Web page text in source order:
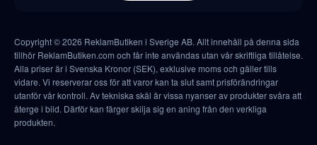
Copyright © 2026 ReklamButiken i Sverige AB. Allt innehåll på denna sida
tillhör ReklamButiken.com och får inte användas utan vår skriftliga tillåtelse.
Alla priser är i Svenska Kronor (SEK), exklusive moms och gäller tills
vidare. Vi reserverar oss för att varor kan ta slut samt prisförändringar
utanför vår kontroll. Av tekniska skäl är vissa nyanser av produkter svåra att
återge i bild. Därför kan färger skilja sig en aning från den verkliga
produkten.